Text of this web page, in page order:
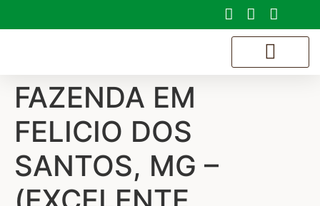
FAZENDA EM
FELICIO DOS
SANTOS, MG –